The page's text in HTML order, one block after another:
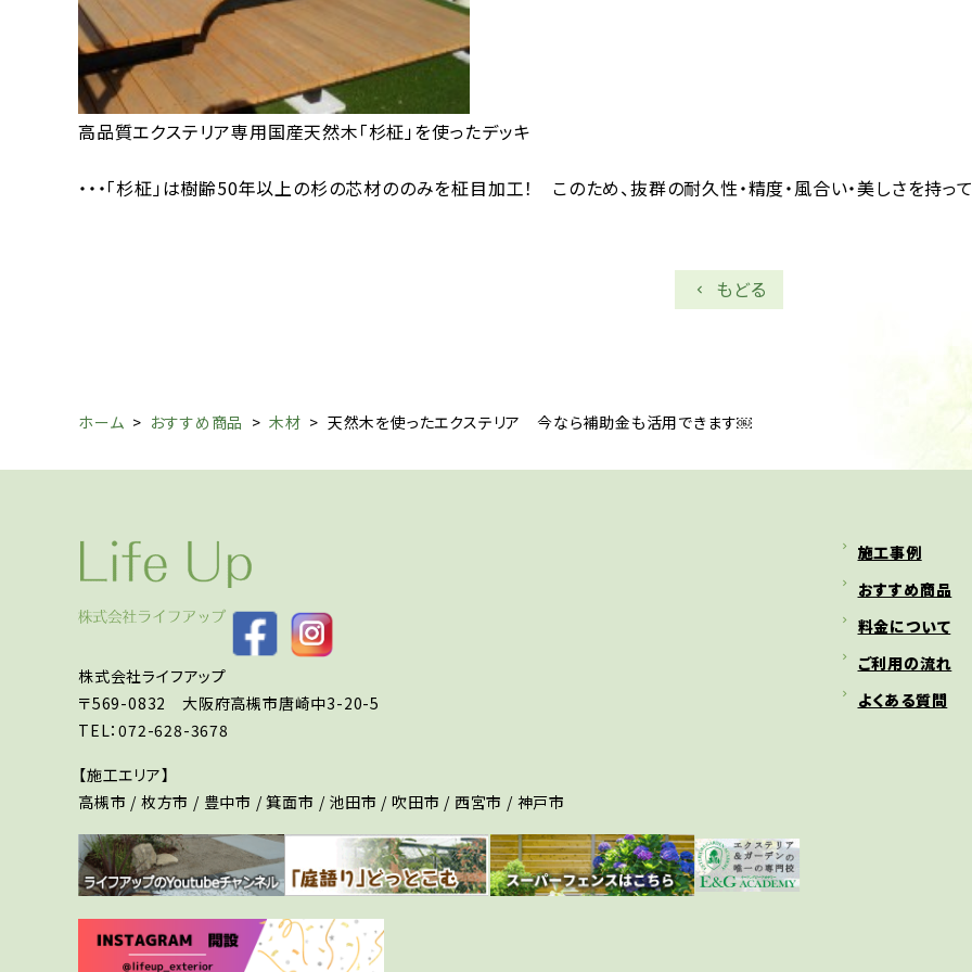
高品質エクステリア専用国産天然木「杉柾」を使ったデッキ
・・・「杉柾」は樹齢50年以上の杉の芯材ののみを柾目加工！ このため、抜群の耐久性・精度・風合い・美しさを持っ
もどる
ホーム > おすすめ商品 >木材 > 天然木を使ったエクステリア 今なら補助金も活用できます￼
株式会社ライフアップ
〒569-0832 大阪府高槻市唐崎中3-20-5
TEL：072-628-3678
【施工エリア】
高槻市 / 枚方市 / 豊中市 / 箕面市 / 池田市 / 吹田市 / 西宮市 / 神戸市
施工事例
おすすめ商品
料金について
ご利用の流れ
よくある質問